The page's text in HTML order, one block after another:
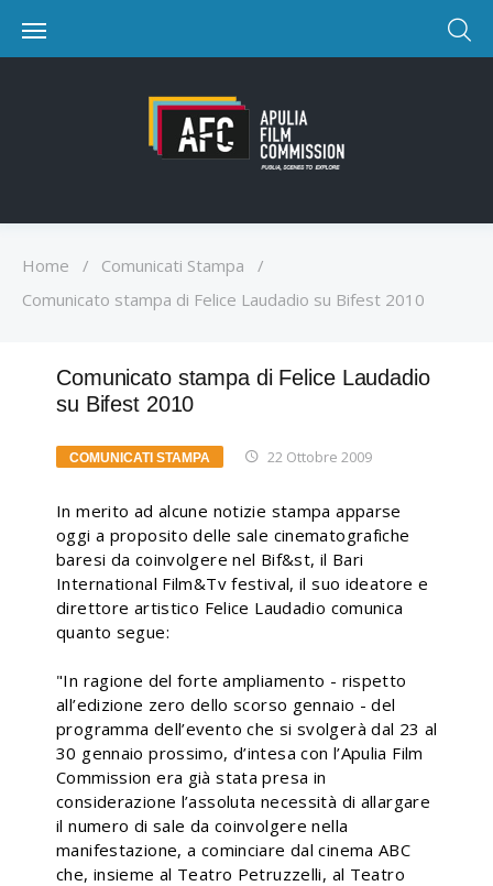
Home / Comunicati Stampa
/
Comunicato stampa di Felice Laudadio su Bifest 2010
Comunicato stampa di Felice Laudadio
su Bifest 2010
COMUNICATI STAMPA 22 Ottobre 2009
In merito ad alcune notizie stampa apparse
oggi a proposito delle sale cinematografiche
baresi da coinvolgere nel Bif&st, il Bari
International Film&Tv festival, il suo ideatore e
direttore artistico Felice Laudadio comunica
quanto segue:
"In ragione del forte ampliamento - rispetto
all’edizione zero dello scorso gennaio - del
programma dell’evento che si svolgerà dal 23 al
30 gennaio prossimo, d’intesa con l’Apulia Film
Commission era già stata presa in
considerazione l’assoluta necessità di allargare
il numero di sale da coinvolgere nella
manifestazione, a cominciare dal cinema ABC
che, insieme al Teatro Petruzzelli, al Teatro